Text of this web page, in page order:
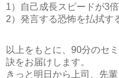
1）自己成長スピードが3
2）発言する恐怖を払拭す
以上をもとに、90分のセ
訣をお届けします。
きっと明日から上司、先